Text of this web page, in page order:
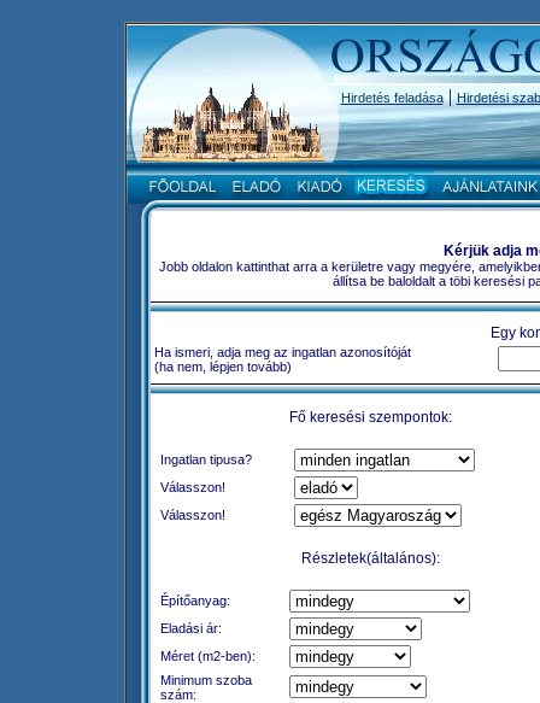
Hirdetés feladása|Hirdetési
Kérjük adja
Jobb oldalon kattinthat arra a kerületre vagy megyére,
állítsa be baloldalt a töbi keresési
Egy
Ha ismeri, adja meg az ingatlan azonosítóját
(ha nem, lépjen tovább)
Fő keresési szempontok:
Ingatlan tipusa?
Válasszon!
Válasszon!
Részletek(általános):
Építőanyag:
Eladási ár:
Méret (m2-ben):
Minimum szoba
szám: